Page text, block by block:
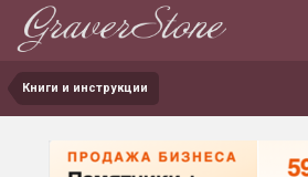
Книги и инструкции